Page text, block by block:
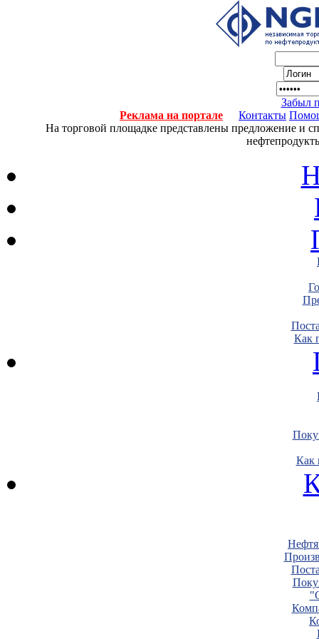
Забыл
Реклама на портале
Контакты
На торговой площадке представлены предложение и
Как
Как